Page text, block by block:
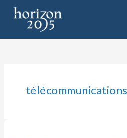
contenu
télécommunications